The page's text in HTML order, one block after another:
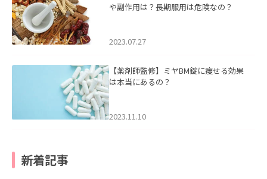
や副作用は？長期服用は危険なの？
2023.07.27
【薬剤師監修】ミヤBM錠に痩せる効果
は本当にあるの？
2023.11.10
新着記事